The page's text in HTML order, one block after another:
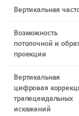
Вертикальная
Возможность
потолочной и
проекции
Вертикальная
цифровая
трапецеидальных
искажений